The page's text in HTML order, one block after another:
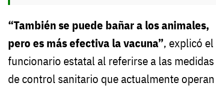
“También se puede bañar a los animales,
pero es más efectiva la vacuna”, explicó el
funcionario estatal al referirse a las medidas
de control sanitario que actualmente operan